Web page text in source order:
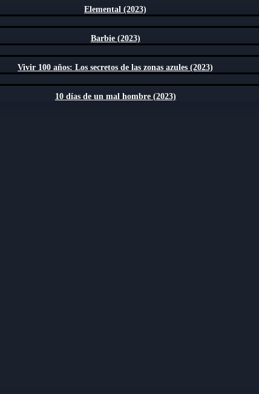
Elemental (2023)
Barbie (2023)
Vivir 100 años: Los secretos de las zonas azules (2023)
10 días de un mal hombre (2023)